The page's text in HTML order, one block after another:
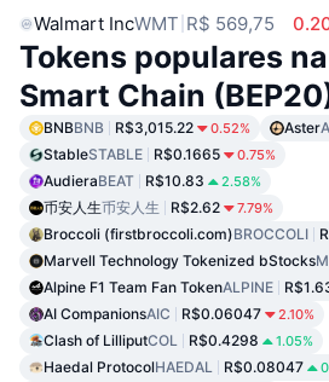
Walmart IncWMT R$ 569,75
Tokens populares
Smart Chain
BNBBNB R$3,015.22 0.52% Aster
StableSTABLE R$0.1665 0.75%
AudieraBEAT R$10.83 2.58%
币安人生币安人生 R$2.62 7.79%
Broccoli (firstbroccoli.com)BROCCOLI
Marvell Technology Tokenized bStocks
Alpine F1 Team Fan TokenALPINE
AI CompanionsAIC R$0.06047 2.10%
Clash of LilliputCOL R$0.4298 1.05%
Haedal ProtocolHAEDAL R$0.08047